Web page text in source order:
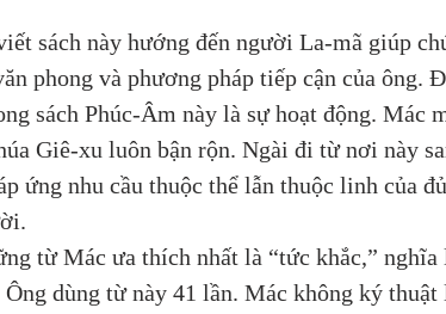
sách này hướng đến người La-mã giúp
phong và phương pháp tiếp cận của ông.
sách Phúc-Âm này là sự hoạt động. Mác
Giê-xu luôn bận rộn. Ngài đi từ nơi này
ứng nhu cầu thuộc thể lẫn thuộc linh của đủ
từ Mác ưa thích nhất là “tức khắc,” nghĩa
dùng từ này 41 lần. Mác không ký thuật